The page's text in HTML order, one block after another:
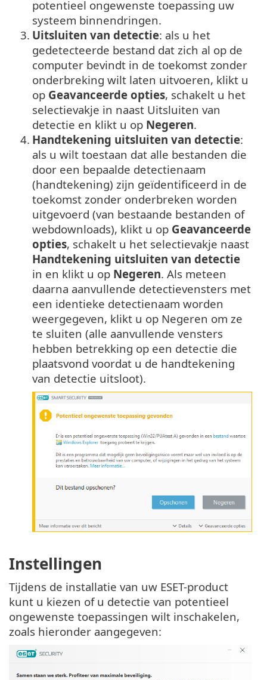
potentieel ongewenste toepassing uw
systeem binnendringen.
3. Uitsluiten van detectie: als u het
gedetecteerde bestand dat zich al op de
computer bevindt in de toekomst zonder
onderbreking wilt laten uitvoeren, klikt u
op Geavanceerde opties, schakelt u het
selectievakje in naast Uitsluiten van
detectie en klikt u op Negeren.
4. Handtekening uitsluiten van detectie:
als u wilt toestaan dat alle bestanden die
door een bepaalde detectienaam
(handtekening) zijn geïdentificeerd in de
toekomst zonder onderbreken worden
uitgevoerd (van bestaande bestanden of
webdownloads), klikt u op Geavanceerde
opties, schakelt u het selectievakje naast
Handtekening uitsluiten van detectie
in en klikt u op Negeren. Als meteen
daarna aanvullende detectievensters met
een identieke detectienaam worden
weergegeven, klikt u op Negeren om ze
te sluiten (alle aanvullende vensters
hebben betrekking op een detectie die
plaatsvond voordat u de handtekening
van detectie uitsloot).
Instellingen
Tijdens de installatie van uw ESET-product
kunt u kiezen of u detectie van potentieel
ongewenste toepassingen wilt inschakelen,
zoals hieronder aangegeven: